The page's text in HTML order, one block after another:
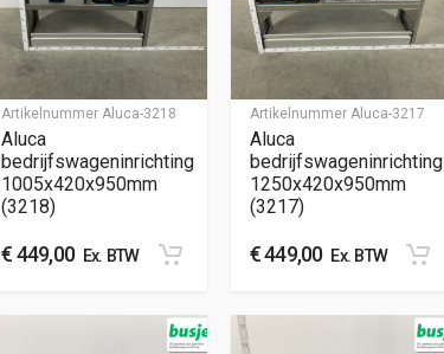
Artikelnummer Aluca-3218
Aluca
bedrijfswageninrichting
1005x420x950mm
(3218)
€449,00Ex. BTW
Artikelnummer Aluca-3217
Aluca
bedrijfswageninrichting
1250x420x950mm
(3217)
€449,00Ex. BTW